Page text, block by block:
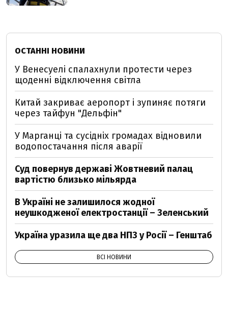
ОСТАННІ НОВИНИ
У Венесуелі спалахнули протести через
щоденні відключення світла
Китай закриває аеропорт і зупиняє потяги
через тайфун "Дельфін"
У Марганці та сусідніх громадах відновили
водопостачання після аварії
Суд повернув державі Жовтневий палац
вартістю близько мільярда
В Україні не залишилося жодної
неушкодженої електростанції – Зеленський
Україна уразила ще два НПЗ у Росії – Генштаб
ВСІ НОВИНИ